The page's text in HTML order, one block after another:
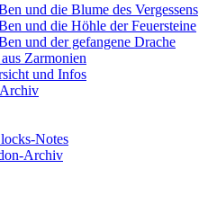
und die Blume des Vergessens
und die Höhle der Feuersteine
und der gefangene Drache
Zarmonien
und Infos
Notes
Archiv